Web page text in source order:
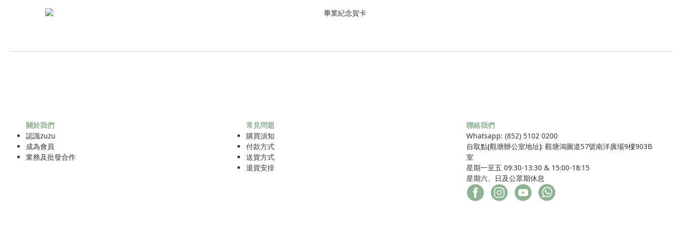
關於我們
認識zuzu
成為會員
業務及批發合作
常見問題
購買須知
付款方式
送貨方式
退貨安排
聯絡我們
Whatsapp: (852) 5102 0200
自取點(觀塘辦公室地址): 觀塘鴻圖道57號南洋廣場9樓903B
室
星期一至五 09:30-13:30 & 15:00-18:15
星期六、日及公眾期休息